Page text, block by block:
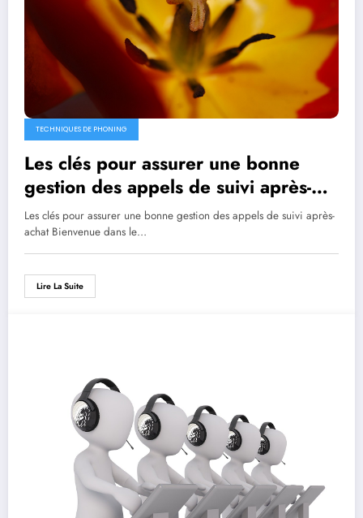
TECHNIQUES DE PHONING
Les clés pour assurer une bonne
gestion des appels de suivi après-
achat
Les clés pour assurer une bonne gestion des appels de suivi après-
achat Bienvenue dans le…
Lire La Suite